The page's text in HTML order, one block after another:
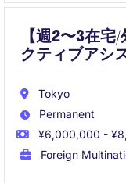
【週2〜3在
クティブアシ
Tokyo
Permanent
¥6,000,000 -
Foreign